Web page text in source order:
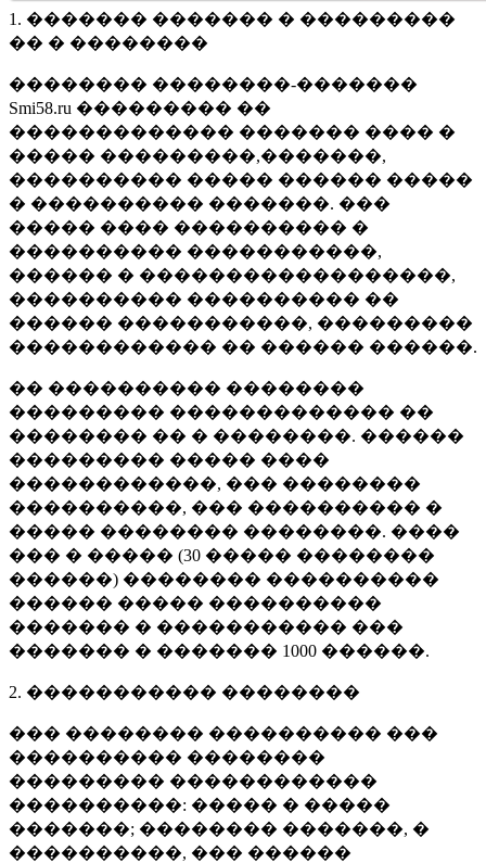
1. ������� ������� � ���������
�� � ��������
�������� ��������-�������
Smi58.ru ��������� ��
������������� ������� ���� �
����� ���������,�������,
���������� ����� ������ �����
� ���������� �������. ���
����� ���� ���������� �
���������� �����������,
������ � ������������������,
���������� ���������� ��
������ �����������, ���������
������������ �� ������ ������.
�� ���������� ��������
��������� ������������� ��
�������� �� � ��������. ������
��������� ����� ����
������������, ��� ��������
����������, ��� ���������� �
����� �������� ��������. ����
��� � ����� (30 ����� ��������
������) �������� ����������
������ ����� ����������
������� � ����������� ���
������� � ������� 1000 ������.
2. ����������� ��������
��� �������� ���������� ���
���������� ��������
��������� ������������
����������: ����� � �����
�������; �������� �������, �
����������, ��� ������